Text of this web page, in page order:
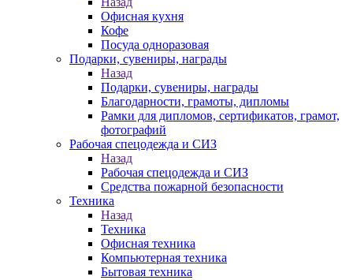
Офисная кухня
Кофе
Посуда одноразовая
Подарки, сувениры, награды
Назад
Подарки, сувениры, награды
Благодарности, грамоты, дипломы
Рамки для дипломов, сертификатов, грамот,
фотографий
Рабочая спецодежда и СИЗ
Назад
Рабочая спецодежда и СИЗ
Средства пожарной безопасности
Техника
Назад
Техника
Офисная техника
Компьютерная техника
Бытовая техника